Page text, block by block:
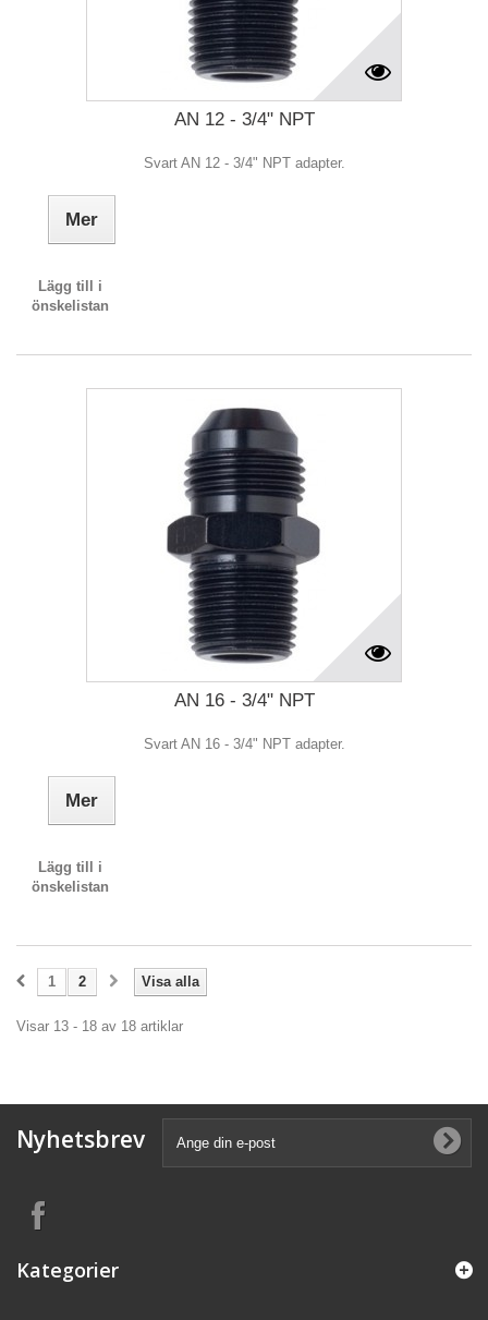
AN 12 - 3/4" NPT
Svart AN 12 - 3/4" NPT adapter.
Mer
Lägg till i
önskelistan
AN 16 - 3/4" NPT
Svart AN 16 - 3/4" NPT adapter.
Mer
Lägg till i
önskelistan
Visa alla
1 2
Visar 13 - 18 av 18 artiklar
Nyhetsbrev
Kategorier